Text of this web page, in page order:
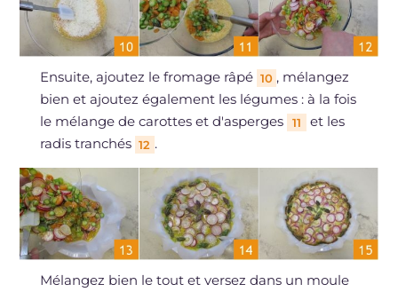
Ensuite, ajoutez le fromage râpé 10 , mélangez
bien et ajoutez également les légumes : à la fois
le mélange de carottes et d'asperges
11
et les
radis tranchés 12 .
Mélangez bien le tout et versez dans un moule